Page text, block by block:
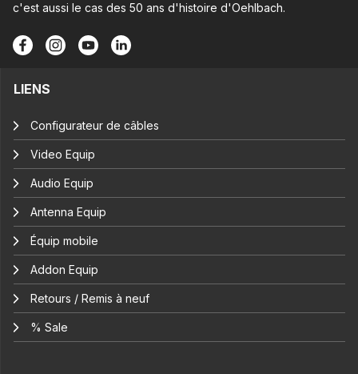
c'est aussi le cas des 50 ans d'histoire d'Oehlbach.
LIENS
Configurateur de câbles
Video Equip
Audio Equip
Antenna Equip
Équip mobile
Addon Equip
Retours / Remis à neuf
% Sale